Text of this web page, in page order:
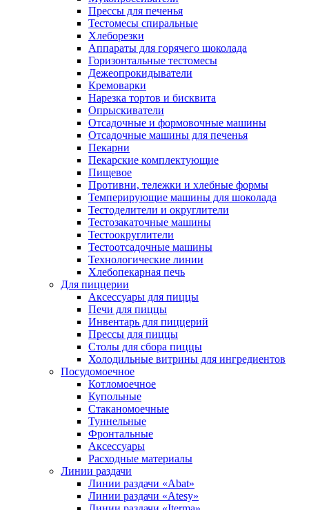
Прессы для печенья
Тестомесы спиральные
Хлеборезки
Аппараты для горячего шоколада
Горизонтальные тестомесы
Дежеопрокидыватели
Кремоварки
Нарезка тортов и бисквита
Опрыскиватели
Отсадочные и формовочные машины
Отсадочные машины для печенья
Пекарни
Пекарские комплектующие
Пищевое
Противни, тележки и хлебные формы
Темперирующие машины для шоколада
Тестоделители и округлители
Тестозакаточные машины
Тестоокруглители
Тестоотсадочные машины
Технологические линии
Хлебопекарная печь
Для пиццерии
Аксессуары для пиццы
Печи для пиццы
Инвентарь для пиццерий
Прессы для пиццы
Столы для сбора пиццы
Холодильные витрины для ингредиентов
Посудомоечное
Котломоечное
Купольные
Стаканомоечные
Туннельные
Фронтальные
Аксессуары
Расходные материалы
Линии раздачи
Линии раздачи «Abat»
Линии раздачи «Atesy»